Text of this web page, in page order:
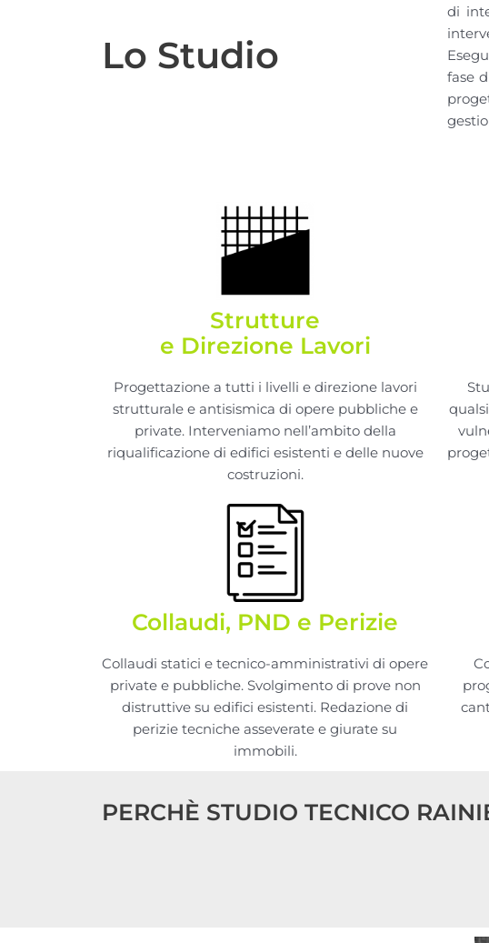
Lo Studio
di
fase
Strutture
e Direzione Lavori
Progettazione a tutti i livelli e direzione lavori
strutturale e antisismica di opere pubbliche e
private. Interveniamo nell’ambito della
riqualificazione di edifici esistenti e delle nuove
costruzioni.
Collaudi, PND e Perizie
Collaudi statici e tecnico-amministrativi di opere
private e pubbliche. Svolgimento di prove non
distruttive su edifici esistenti. Redazione di
perizie tecniche asseverate e giurate su
immobili.
PERCHÈ STUDIO TECNICO